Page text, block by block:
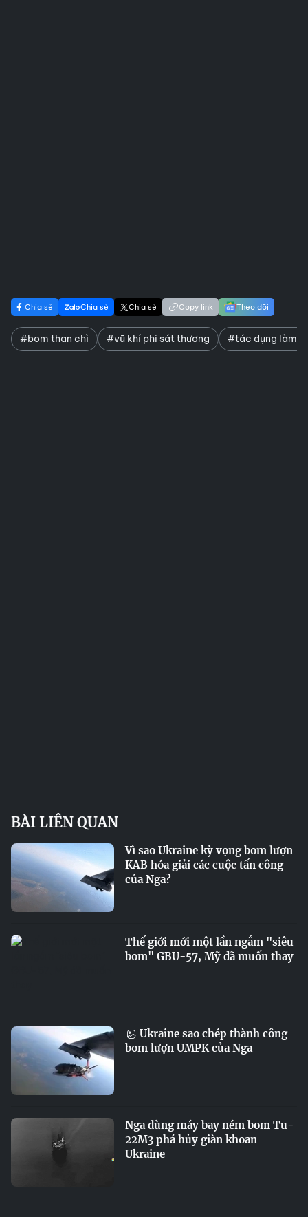
Chia sẻ Chia sẻ Chia sẻ Copy link Theo dõi
#bom than chì #vũ khí phi sát thương #tác dụng làm
BÀI LIÊN QUAN
Vì sao Ukraine kỳ vọng bom lượn
KAB hóa giải các cuộc tấn công
của Nga?
Thế giới mới một lần ngắm "siêu
bom" GBU-57, Mỹ đã muốn thay
Ukraine sao chép thành công
bom lượn UMPK của Nga
Nga dùng máy bay ném bom Tu-
22M3 phá hủy giàn khoan
Ukraine